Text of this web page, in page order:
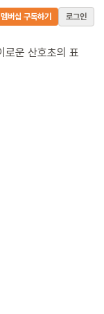
멤버십 구독하기 로그인